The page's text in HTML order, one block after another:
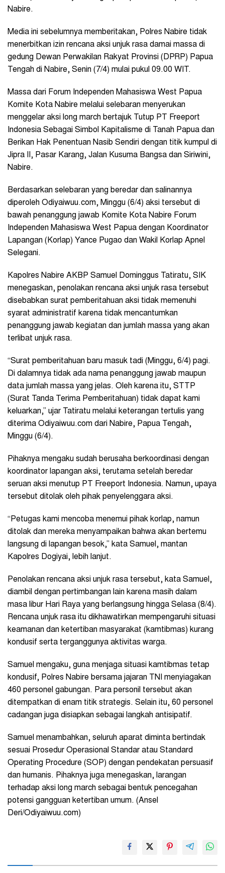
Nabire.
Media ini sebelumnya memberitakan, Polres Nabire tidak
menerbitkan izin rencana aksi unjuk rasa damai massa di
gedung Dewan Perwakilan Rakyat Provinsi (DPRP) Papua
Tengah di Nabire, Senin (7/4) mulai pukul 09.00 WIT.
Massa dari Forum Independen Mahasiswa West Papua
Komite Kota Nabire melalui selebaran menyerukan
menggelar aksi long march bertajuk Tutup PT Freeport
Indonesia Sebagai Simbol Kapitalisme di Tanah Papua dan
Berikan Hak Penentuan Nasib Sendiri dengan titik kumpul di
Jipra II, Pasar Karang, Jalan Kusuma Bangsa dan Siriwini,
Nabire.
Berdasarkan selebaran yang beredar dan salinannya
diperoleh Odiyaiwuu.com, Minggu (6/4) aksi tersebut di
bawah penanggung jawab Komite Kota Nabire Forum
Independen Mahasiswa West Papua dengan Koordinator
Lapangan (Korlap) Yance Pugao dan Wakil Korlap Apnel
Selegani.
Kapolres Nabire AKBP Samuel Dominggus Tatiratu, SIK
menegaskan, penolakan rencana aksi unjuk rasa tersebut
disebabkan surat pemberitahuan aksi tidak memenuhi
syarat administratif karena tidak mencantumkan
penanggung jawab kegiatan dan jumlah massa yang akan
terlibat unjuk rasa.
“Surat pemberitahuan baru masuk tadi (Minggu, 6/4) pagi.
Di dalamnya tidak ada nama penanggung jawab maupun
data jumlah massa yang jelas. Oleh karena itu, STTP
(Surat Tanda Terima Pemberitahuan) tidak dapat kami
keluarkan,” ujar Tatiratu melalui keterangan tertulis yang
diterima Odiyaiwuu.com dari Nabire, Papua Tengah,
Minggu (6/4).
Pihaknya mengaku sudah berusaha berkoordinasi dengan
koordinator lapangan aksi, terutama setelah beredar
seruan aksi menutup PT Freeport Indonesia. Namun, upaya
tersebut ditolak oleh pihak penyelenggara aksi.
“Petugas kami mencoba menemui pihak korlap, namun
ditolak dan mereka menyampaikan bahwa akan bertemu
langsung di lapangan besok,” kata Samuel, mantan
Kapolres Dogiyai, lebih lanjut.
Penolakan rencana aksi unjuk rasa tersebut, kata Samuel,
diambil dengan pertimbangan lain karena masih dalam
masa libur Hari Raya yang berlangsung hingga Selasa (8/4).
Rencana unjuk rasa itu dikhawatirkan mempengaruhi situasi
keamanan dan ketertiban masyarakat (kamtibmas) kurang
kondusif serta terganggunya aktivitas warga.
Samuel mengaku, guna menjaga situasi kamtibmas tetap
kondusif, Polres Nabire bersama jajaran TNI menyiagakan
460 personel gabungan. Para personil tersebut akan
ditempatkan di enam titik strategis. Selain itu, 60 personel
cadangan juga disiapkan sebagai langkah antisipatif.
Samuel menambahkan, seluruh aparat diminta bertindak
sesuai Prosedur Operasional Standar atau Standard
Operating Procedure (SOP) dengan pendekatan persuasif
dan humanis. Pihaknya juga menegaskan, larangan
terhadap aksi long march sebagai bentuk pencegahan
potensi gangguan ketertiban umum. (Ansel
Deri/Odiyaiwuu.com)